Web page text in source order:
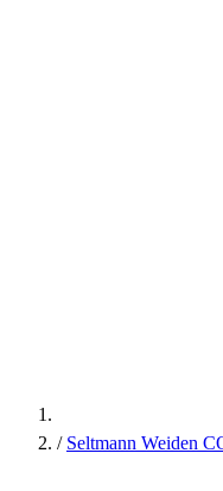
/ Seltmann Weiden